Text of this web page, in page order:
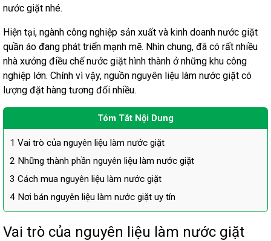
nước giặt nhé.
Hiện tại, ngành công nghiệp sản xuất và kinh doanh nước giặt
quần áo đang phát triển mạnh mẽ. Nhìn chung, đã có rất nhiều
nhà xưởng điều chế nước giặt hình thành ở những khu công
nghiệp lớn. Chính vì vậy, nguồn nguyên liệu làm nước giặt có
lượng đặt hàng tương đối nhiều.
Tóm Tắt Nội Dung
1 Vai trò của nguyên liệu làm nước giặt
2 Những thành phần nguyên liệu làm nước giặt
3 Cách mua nguyên liệu làm nước giặt
4 Nơi bán nguyên liệu làm nước giặt uy tín
Vai trò của nguyên liệu làm nước giặt